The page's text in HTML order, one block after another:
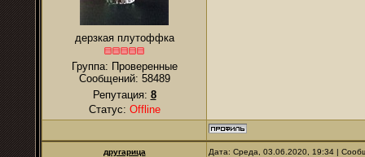
дерзкая плутоффка
Группа: Проверенные
Сообщений: 58489
Репутация: 8
Статус: Offline
другарица Дата: Среда, 03.06.2020, 19:34 |